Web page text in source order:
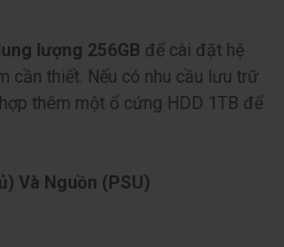
lượng 256GB để cài đặt hệ
cần thiết. Nếu có nhu cầu lưu trữ
thêm một ổ cứng HDD 1TB để
Và Nguồn (PSU)